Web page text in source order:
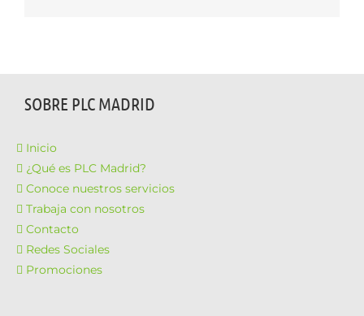
SOBRE PLC MADRID
Inicio
¿Qué es PLC Madrid?
Conoce nuestros servicios
Trabaja con nosotros
Contacto
Redes Sociales
Promociones